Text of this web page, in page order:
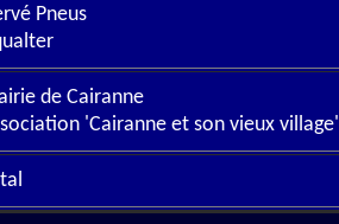
Pneus
de Cairanne
'Cairanne et son vieux village'